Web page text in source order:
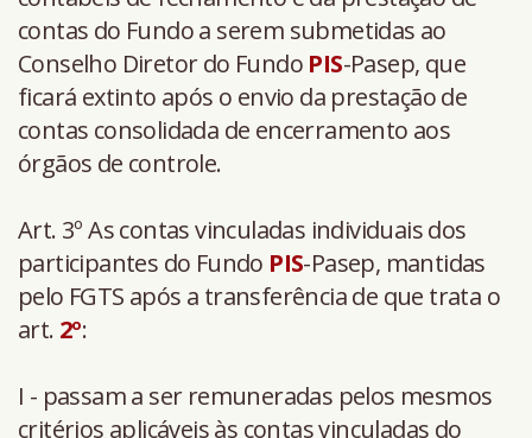
contas do Fundo a serem submetidas ao
Conselho Diretor do Fundo PIS-Pasep, que
ficará extinto após o envio da prestação de
contas consolidada de encerramento aos
órgãos de controle.
Art. 3º As contas vinculadas individuais dos
participantes do Fundo PIS-Pasep, mantidas
pelo FGTS após a transferência de que trata o
art. 2º:
I - passam a ser remuneradas pelos mesmos
critérios aplicáveis às contas vinculadas do